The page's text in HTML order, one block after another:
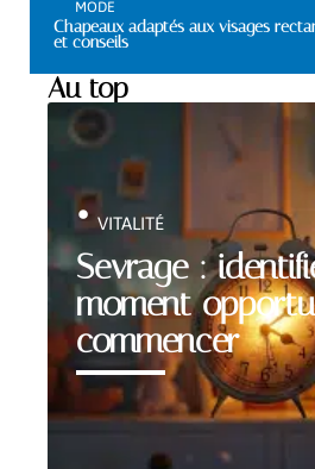
MODE
Chapeaux adaptés aux visages
et conseils
Au top
Sevrage :
moment
commencer
VITALITÉ